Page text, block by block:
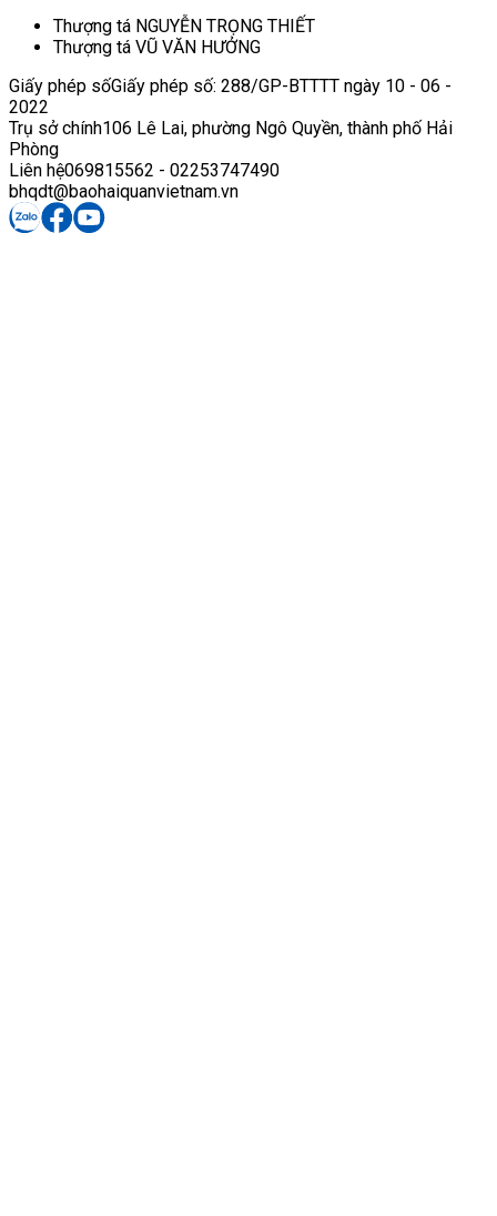
Thượng tá NGUYỄN TRỌNG THIẾT
Thượng tá VŨ VĂN HƯỞNG
Giấy phép sốGiấy phép số: 288/GP-BTTTT ngày 10 - 06 -
2022
Trụ sở chính106 Lê Lai, phường Ngô Quyền, thành phố Hải
Phòng
Liên hệ069815562 - 02253747490
bhqdt@baohaiquanvietnam.vn